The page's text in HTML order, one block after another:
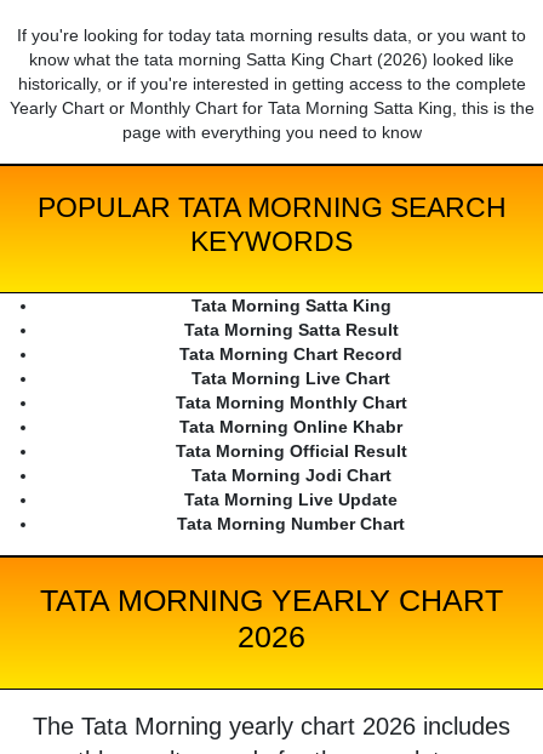
If you're looking for today tata morning results data, or you want to
know what the tata morning Satta King Chart (2026) looked like
historically, or if you're interested in getting access to the complete
Yearly Chart or Monthly Chart for Tata Morning Satta King, this is the
page with everything you need to know
POPULAR TATA MORNING SEARCH
KEYWORDS
Tata Morning Satta King
Tata Morning Satta Result
Tata Morning Chart Record
Tata Morning Live Chart
Tata Morning Monthly Chart
Tata Morning Online Khabr
Tata Morning Official Result
Tata Morning Jodi Chart
Tata Morning Live Update
Tata Morning Number Chart
TATA MORNING YEARLY CHART
2026
The Tata Morning yearly chart 2026 includes